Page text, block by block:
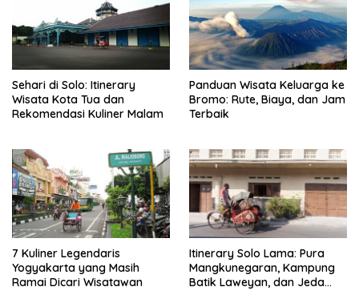
Sehari di Solo: Itinerary
Wisata Kota Tua dan
Rekomendasi Kuliner Malam
Panduan Wisata Keluarga ke
Bromo: Rute, Biaya, dan Jam
Terbaik
7 Kuliner Legendaris
Yogyakarta yang Masih
Ramai Dicari Wisatawan
Itinerary Solo Lama: Pura
Mangkunegaran, Kampung
Batik Laweyan, dan Jeda